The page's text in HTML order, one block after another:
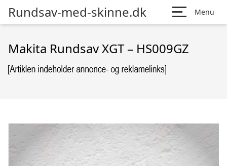
Rundsav-med-skinne.dk Menu
Makita Rundsav XGT – HS009GZ